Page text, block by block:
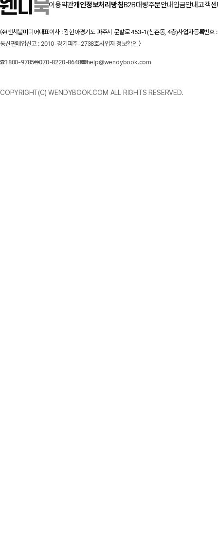
이용약관개인정보처리방침B2B대량주문안내입금안내고객
㈜앤서블미디어 대표이사 : 김현아경기도 파주시 문발로 453-1(신촌동, 4층)사업자등록번
통신판매업신고 : 2010-경기파주-2738호사업자 정보확인 〉
1800-9785 070-8220-8648 help@wendybook.com
COPYRIGHT(C) WENDYBOOK.COM ALL RIGHTS RESERVED.